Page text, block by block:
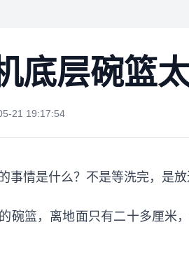
底层碗篮
21 19:17:54
事情是什么？不是等洗完，是放
碗篮，离地面只有二十多厘米